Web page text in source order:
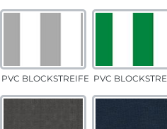
gelb
PVC BLOCKSTREIFEN grau
PVC